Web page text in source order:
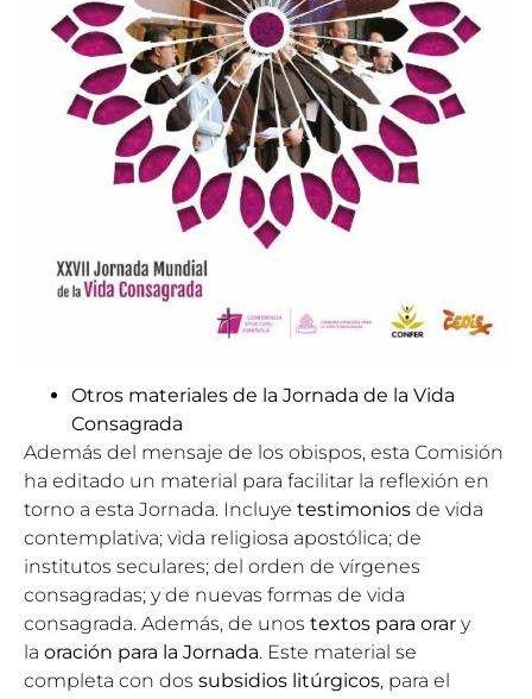
Otros materiales de la Jornada de la Vida
Consagrada
Además del mensaje de los obispos, esta Comisión
ha editado un material para facilitar la reflexión en
torno a esta Jornada. Incluye testimonios de vida
contemplativa; vida religiosa apostólica; de
institutos seculares; del orden de vírgenes
consagradas; y de nuevas formas de vida
consagrada. Además, de unos textos para orar y
la oración para la Jornada. Este material se
completa con dos subsidios litúrgicos, para el